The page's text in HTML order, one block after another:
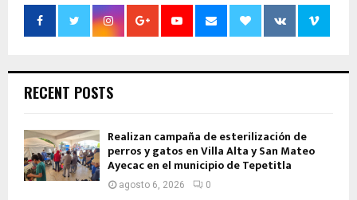
RECENT POSTS
Realizan campaña de esterilización de
perros y gatos en Villa Alta y San Mateo
Ayecac en el municipio de Tepetitla
agosto 6, 2026 0